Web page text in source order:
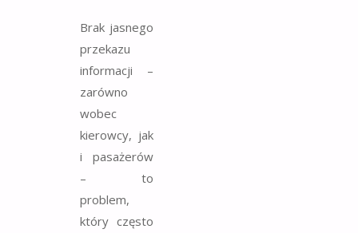
Brak jasnego
przekazu
informacji –
zarówno
wobec
kierowcy, jak
i pasażerów
– to
problem,
który często